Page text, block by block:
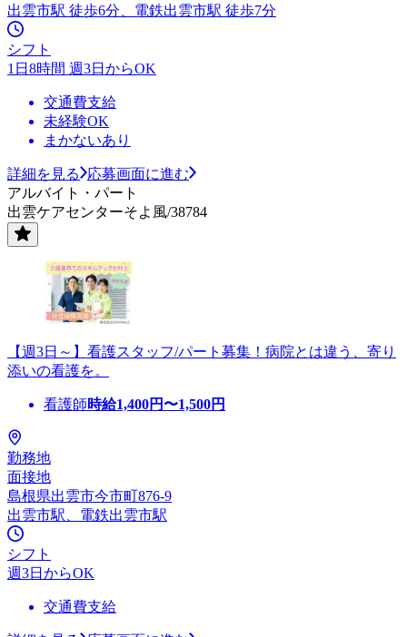
出雲市駅 徒歩6分、電鉄出雲市駅 徒歩7分
シフト
1日8時間 週3日からOK
交通費支給
未経験OK
まかないあり
詳細を見る
応募画面に進む
アルバイト・パート
出雲ケアセンターそよ風/38784
【週3日～】看護スタッフ/パート募集！病院とは違う、寄り
添いの看護を。
看護師時給1,400円〜1,500円
勤務地
面接地
島根県出雲市今市町876-9
出雲市駅、電鉄出雲市駅
シフト
週3日からOK
交通費支給